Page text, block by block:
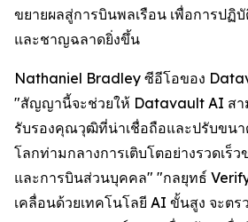
ขยายผลสู่การบินพลเรือน เพื่อการปฏิ
และชาญฉลาดยิ่งขึ้น
Nathaniel Bradley ซีอีโอของ
"สัญญานี้จะช่วยให้ Datavault AI สา
รับรองคุณวุฒิที่น่าเชื่อถือและปรับขน
โลกท่ามกลางการเติบโตอย่างรวดเร็
และการบินส่วนบุคคล" "กลยุทธ์
เคลื่อนด้วยเทคโนโลยี AI ขั้นสูง จะต